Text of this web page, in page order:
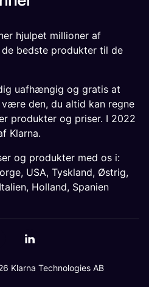
hjulpet millioner af
bedste produkter til de
uafhængig og gratis at
den, du altid kan regne
produkter og priser. I 2022
Klarna.
og produkter med os i:
, USA, Tyskland, Østrig,
Italien, Holland, Spanien
Klarna Technologies AB